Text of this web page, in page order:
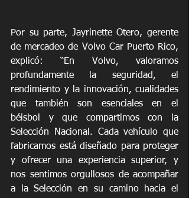
Por su parte, Jayrinette Otero, gerente
de mercadeo de Volvo Car Puerto Rico,
explicó: “En Volvo, valoramos
profundamente la seguridad, el
rendimiento y la innovación, cualidades
que también son esenciales en el
béisbol y que compartimos con la
Selección Nacional. Cada vehículo que
fabricamos está diseñado para proteger
y ofrecer una experiencia superior, y
nos sentimos orgullosos de acompañar
a la Selección en su camino hacia el